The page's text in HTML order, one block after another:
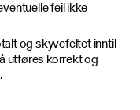
feil ikke
og skyvefeltet inntil
utføres korrekt og